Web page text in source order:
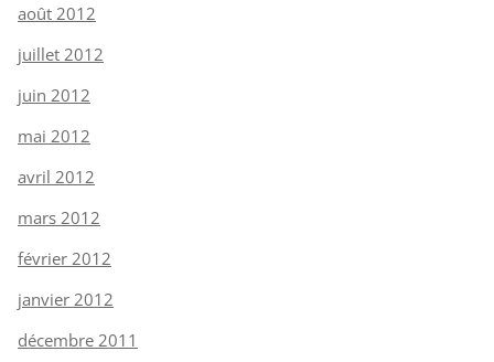
août 2012
juillet 2012
juin 2012
mai 2012
avril 2012
mars 2012
février 2012
janvier 2012
décembre 2011